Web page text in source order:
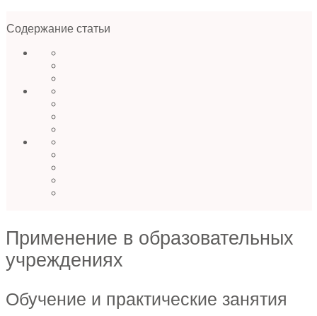
Содержание статьи
Применение в образовательных
учреждениях
Обучение и практические занятия